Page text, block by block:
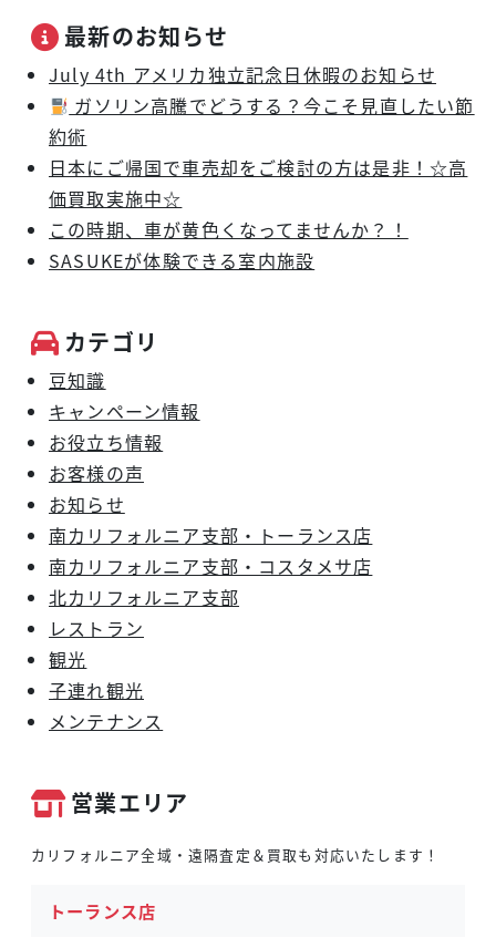
最新のお知らせ
July 4th アメリカ独立記念日休暇のお知らせ
ガソリン高騰でどうする？今こそ見直したい節
約術
日本にご帰国で車売却をご検討の方は是非！☆高
価買取実施中☆
この時期、車が黄色くなってませんか？！
SASUKEが体験できる室内施設
カテゴリ
豆知識
キャンペーン情報
お役立ち情報
お客様の声
お知らせ
南カリフォルニア支部・トーランス店
南カリフォルニア支部・コスタメサ店
北カリフォルニア支部
レストラン
観光
子連れ観光
メンテナンス
営業エリア
カリフォルニア全域・遠隔査定＆買取も対応いたします！
トーランス店